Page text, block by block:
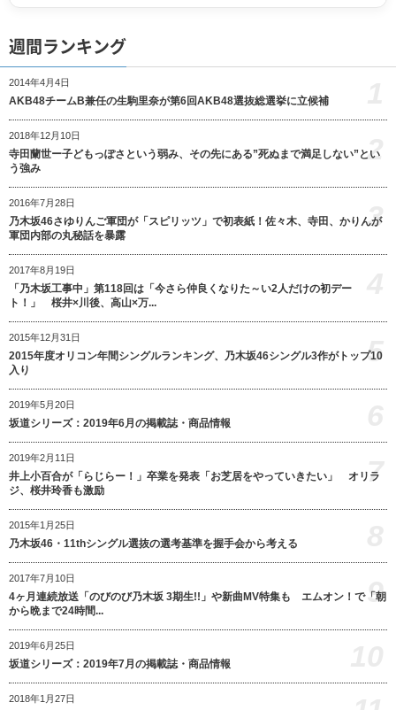
週間ランキング
2014年4月4日
AKB48チームB兼任の生駒里奈が第6回AKB48選抜総選挙に立候補
2018年12月10日
寺田蘭世ー子どもっぽさという弱み、その先にある”死ぬまで満足しない”とい
う強み
2
2016年7月28日
乃木坂46さゆりんご軍団が「スピリッツ」で初表紙！佐々木、寺田、かりんが
軍団内部の丸秘話を暴露
3
2017年8月19日
「乃木坂工事中」第118回は「今さら仲良くなりた～い2人だけの初デー
ト！」 桜井×川後、高山×万...
2015年12月31日
2015年度オリコン年間シングルランキング、乃木坂46シングル3作がトップ10
入り
5
2019年5月20日
坂道シリーズ：2019年6月の掲載誌・商品情報
2019年2月11日
井上小百合が「らじらー！」卒業を発表「お芝居をやっていきたい」 オリラ
ジ、桜井玲香も激励
7
2015年1月25日
乃木坂46・11thシングル選抜の選考基準を握手会から考える
2017年7月10日
4ヶ月連続放送「のびのび乃木坂 3期生!!」や新曲MV特集も エムオン！で「朝
から晩まで24時間...
9
2019年6月25日
坂道シリーズ：2019年7月の掲載誌・商品情報
2018年1月27日